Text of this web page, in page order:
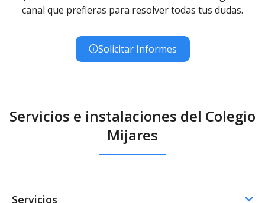
canal que prefieras para resolver todas tus dudas.
Solicitar Informes
Servicios e instalaciones del Colegio
Mijares
Servicios